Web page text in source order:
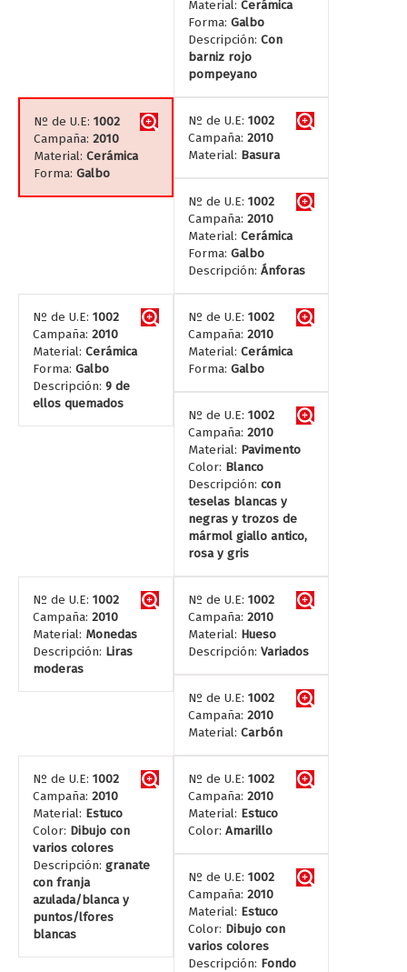
Material: Cerámica
Forma: Galbo
Descripción: Con
barniz rojo
pompeyano
Nº de U.E: 1002
Campaña: 2010
Material: Cerámica
Forma: Galbo
Nº de U.E: 1002
Campaña: 2010
Material: Basura
Nº de U.E: 1002
Campaña: 2010
Material: Cerámica
Forma: Galbo
Descripción: Ánforas
Nº de U.E: 1002
Campaña: 2010
Material: Cerámica
Forma: Galbo
Descripción: 9 de
ellos quemados
Nº de U.E: 1002
Campaña: 2010
Material: Cerámica
Forma: Galbo
Nº de U.E: 1002
Campaña: 2010
Material: Pavimento
Color: Blanco
Descripción: con
teselas blancas y
negras y trozos de
mármol giallo antico,
rosa y gris
Nº de U.E: 1002
Campaña: 2010
Material: Monedas
Descripción: Liras
moderas
Nº de U.E: 1002
Campaña: 2010
Material: Hueso
Descripción: Variados
Nº de U.E: 1002
Campaña: 2010
Material: Carbón
Nº de U.E: 1002
Campaña: 2010
Material: Estuco
Color: Dibujo con
varios colores
Descripción: granate
con franja
azulada/blanca y
puntos/lfores
blancas
Nº de U.E: 1002
Campaña: 2010
Material: Estuco
Color: Amarillo
Nº de U.E: 1002
Campaña: 2010
Material: Estuco
Color: Dibujo con
varios colores
Descripción: Fondo